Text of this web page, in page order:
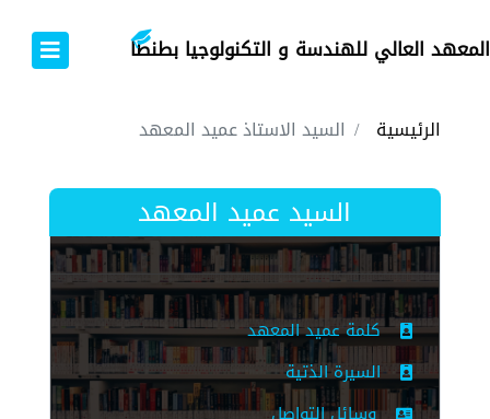
المعهد العالي للهندسة و التكنولوجيا بطنطا
الرئيسية السيد الاستاذ عميد المعهد
السيد عميد المعهد
كلمة عميد المعهد
السيرة الذتية